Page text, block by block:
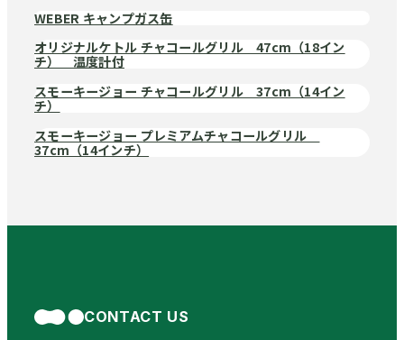
WEBER キャンプガス缶
オリジナルケトル チャコールグリル 47cm（18イン
チ） 温度計付
スモーキージョー チャコールグリル 37cm（14イン
チ）
スモーキージョー プレミアムチャコールグリル
37cm（14インチ）
CONTACT US